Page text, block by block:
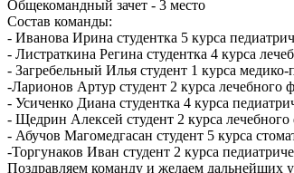
Общекомандный зачет - 3 место
Состав команды:
- Иванова Ирина студентка 5 курса
- Листраткина Регина студентка 4 курса
- Загребельный Илья студент 1 курса медико-
-Ларионов Артур студент 2 курса лечебного
- Усиченко Диана студентка 4 курса
- Щедрин Алексей студент 2 курса лечебного
- Абучов Магомедгасан студент 5 курса
-Торгунаков Иван студент 2 курса
Поздравляем команду и желаем дальнейших